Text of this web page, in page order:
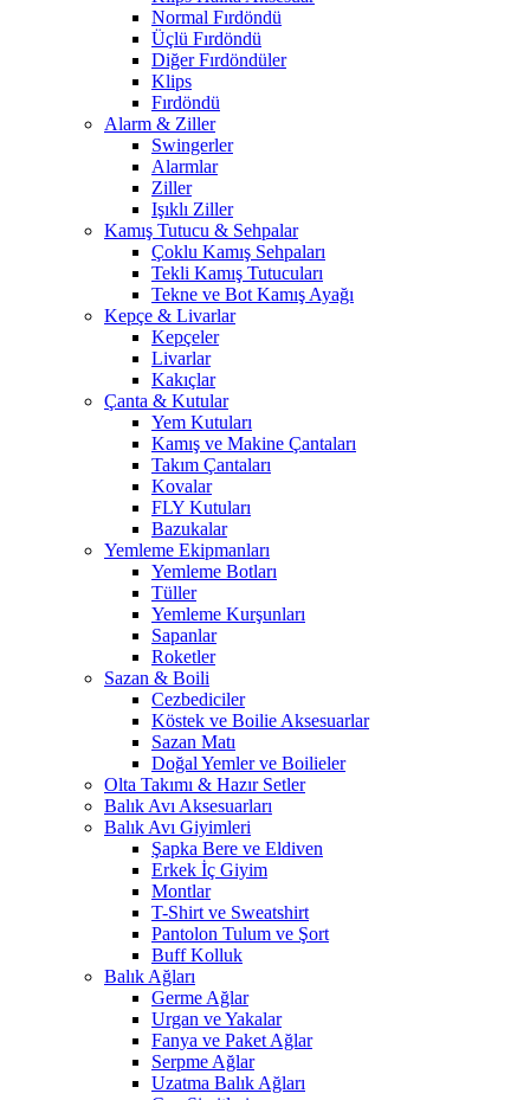
Normal Fırdöndü
Üçlü Fırdöndü
Diğer Fırdöndüler
Klips
Fırdöndü
Alarm & Ziller
Swingerler
Alarmlar
Ziller
Işıklı Ziller
Kamış Tutucu & Sehpalar
Çoklu Kamış Sehpaları
Tekli Kamış Tutucuları
Tekne ve Bot Kamış Ayağı
Kepçe & Livarlar
Kepçeler
Livarlar
Kakıçlar
Çanta & Kutular
Yem Kutuları
Kamış ve Makine Çantaları
Takım Çantaları
Kovalar
FLY Kutuları
Bazukalar
Yemleme Ekipmanları
Yemleme Botları
Tüller
Yemleme Kurşunları
Sapanlar
Roketler
Sazan & Boili
Cezbediciler
Köstek ve Boilie Aksesuarlar
Sazan Matı
Doğal Yemler ve Boilieler
Olta Takımı & Hazır Setler
Balık Avı Aksesuarları
Balık Avı Giyimleri
Şapka Bere ve Eldiven
Erkek İç Giyim
Montlar
T-Shirt ve Sweatshirt
Pantolon Tulum ve Şort
Buff Kolluk
Balık Ağları
Germe Ağlar
Urgan ve Yakalar
Fanya ve Paket Ağlar
Serpme Ağlar
Uzatma Balık Ağları